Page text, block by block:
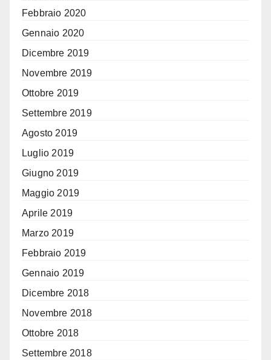
Febbraio 2020
Gennaio 2020
Dicembre 2019
Novembre 2019
Ottobre 2019
Settembre 2019
Agosto 2019
Luglio 2019
Giugno 2019
Maggio 2019
Aprile 2019
Marzo 2019
Febbraio 2019
Gennaio 2019
Dicembre 2018
Novembre 2018
Ottobre 2018
Settembre 2018